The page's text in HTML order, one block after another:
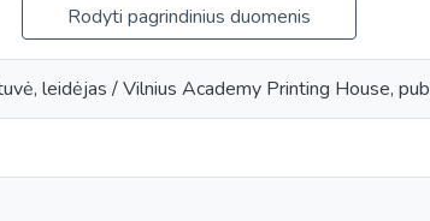
Rodyti pagrindinius duomenis
leidėjas / Vilnius Academy Printing House,